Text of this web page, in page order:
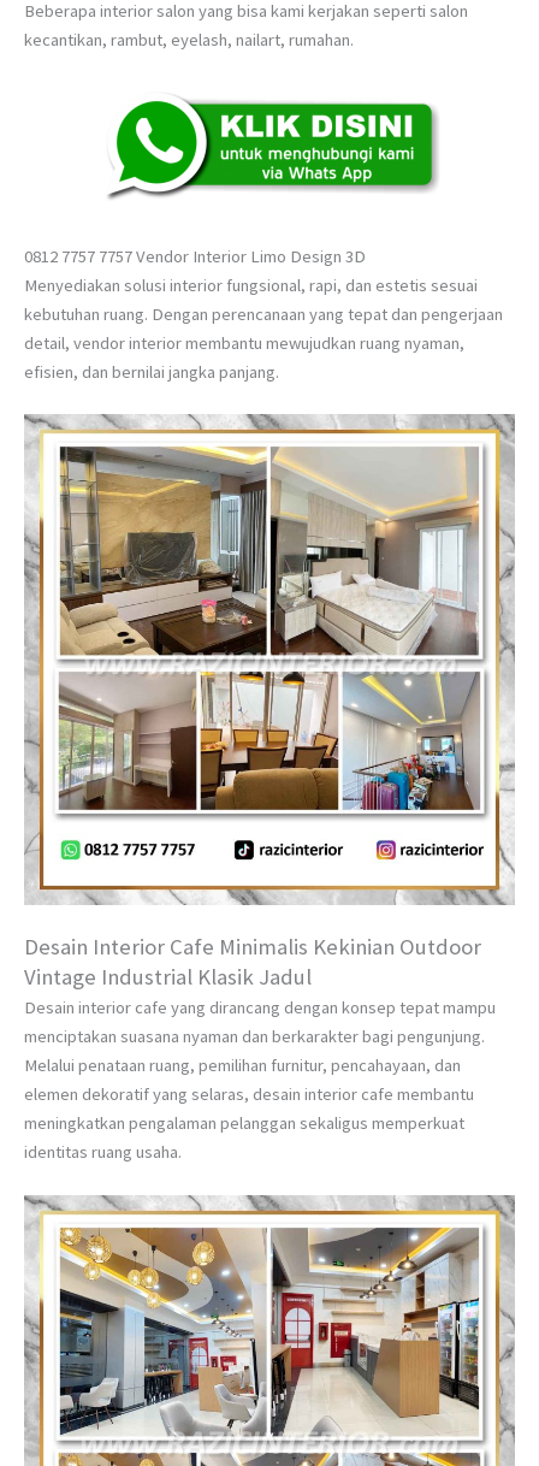
Beberapa interior salon yang bisa kami kerjakan seperti salon
kecantikan, rambut, eyelash, nailart, rumahan.
0812 7757 7757 Vendor Interior Limo Design 3D
Menyediakan solusi interior fungsional, rapi, dan estetis sesuai
kebutuhan ruang. Dengan perencanaan yang tepat dan pengerjaan
detail, vendor interior membantu mewujudkan ruang nyaman,
efisien, dan bernilai jangka panjang.
Desain Interior Cafe Minimalis Kekinian Outdoor
Vintage Industrial Klasik Jadul
Desain interior cafe yang dirancang dengan konsep tepat mampu
menciptakan suasana nyaman dan berkarakter bagi pengunjung.
Melalui penataan ruang, pemilihan furnitur, pencahayaan, dan
elemen dekoratif yang selaras, desain interior cafe membantu
meningkatkan pengalaman pelanggan sekaligus memperkuat
identitas ruang usaha.